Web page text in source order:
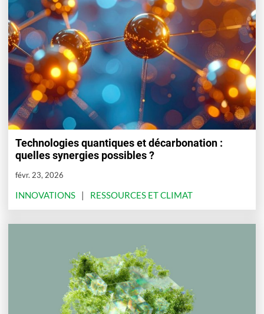
Technologies quantiques et décarbonation :
quelles synergies possibles ?
févr. 23, 2026
INNOVATIONS RESSOURCES ET CLIMAT